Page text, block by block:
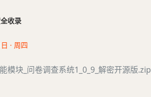
收录
· 周四
模块_问卷调查系统1_0_9_解密开源版.zip